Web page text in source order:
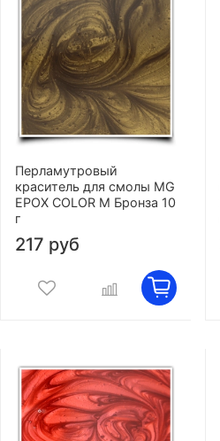
Перламутровый
краситель для смолы MG
EPOX COLOR M Бронза 10
г
217 руб